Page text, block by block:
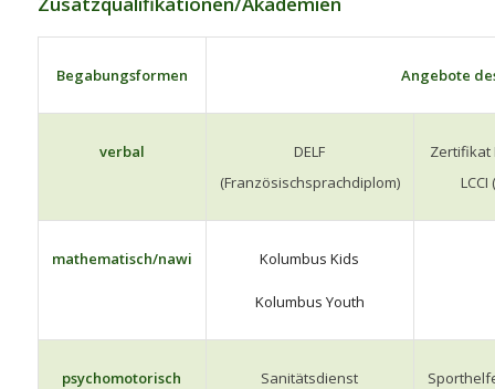
Begabungsformen Angebote
verbal
DELF
(Französischsprachdiplom)
Zertifikat
LCCI
mathematisch/nawi Kolumbus Kids
Kolumbus Youth
psychomotorisch Sanitätsdienst